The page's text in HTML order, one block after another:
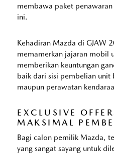
membawa paket
ini.
Kehadiran Mazda di GJAW
memamerkan jajaran mobil
memberikan keuntungan
baik dari sisi pembelian unit
maupun perawatan
EXCLUSIVE
MAKSIMAL
Bagi calon pemilik Mazda,
yang sangat sayang untuk